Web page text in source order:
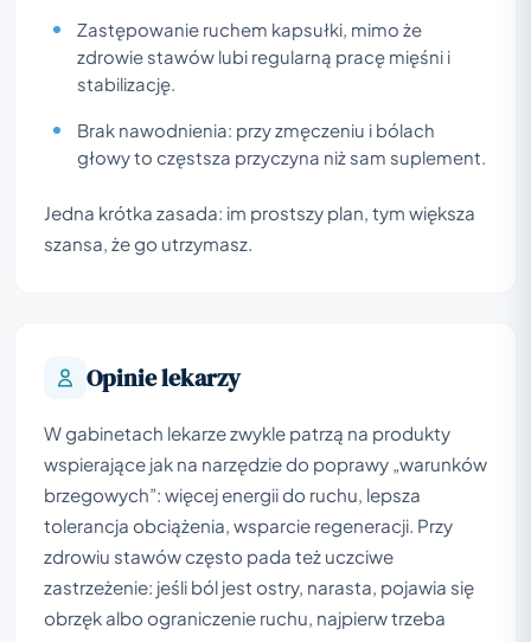
Zastępowanie ruchem kapsułki, mimo że
zdrowie stawów lubi regularną pracę mięśni i
stabilizację.
Brak nawodnienia: przy zmęczeniu i bólach
głowy to częstsza przyczyna niż sam suplement.
Jedna krótka zasada: im prostszy plan, tym większa
szansa, że go utrzymasz.
Opinie lekarzy
W gabinetach lekarze zwykle patrzą na produkty
wspierające jak na narzędzie do poprawy „warunków
brzegowych”: więcej energii do ruchu, lepsza
tolerancja obciążenia, wsparcie regeneracji. Przy
zdrowiu stawów często pada też uczciwe
zastrzeżenie: jeśli ból jest ostry, narasta, pojawia się
obrzęk albo ograniczenie ruchu, najpierw trzeba